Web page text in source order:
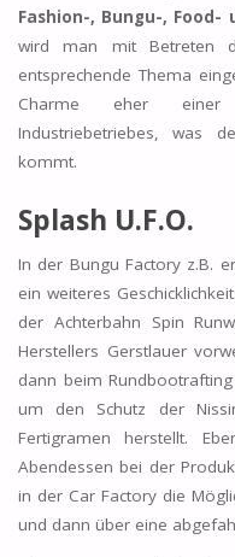
Fashion-, Bungu-, Food-
wird man mit Betreten
entsprechende Thema
Charme eher einer
Industriebetriebes, was
kommt.
Splash U.F.O.
In der Bungu Factory z.B.
ein weiteres
der Achterbahn Spin
Herstellers Gerstlauer
dann beim
um den Schutz der
Fertigramen herstellt.
Abendessen bei der
in der Car Factory die
und dann über eine